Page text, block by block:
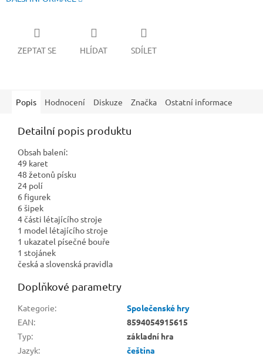
ZEPTAT SE HLÍDAT SDÍLET
Popis Hodnocení Diskuze Značka Ostatní informace
Detailní popis produktu
Obsah balení:
49 karet
48 žetonů písku
24 polí
6 figurek
6 šipek
4 části létajícího stroje
1 model létajícího stroje
1 ukazatel písečné bouře
1 stojánek
česká a slovenská pravidla
Doplňkové parametry
Kategorie:
Společenské hry
EAN:
8594054915615
Typ:
základní hra
Jazyk:
čeština